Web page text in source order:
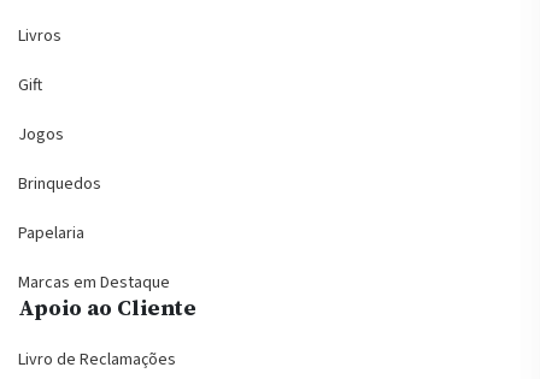
Livros
Gift
Jogos
Brinquedos
Papelaria
Marcas em Destaque
Apoio ao Cliente
Livro de Reclamações